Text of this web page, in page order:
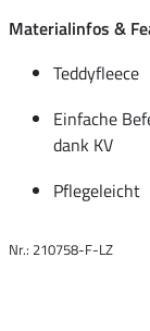
Materialinfos &
Teddyfleece
Einfache
dank KV
Pflegeleicht
Nr.: 210758-F-LZ